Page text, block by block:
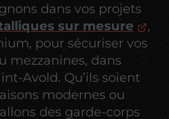
dans vos projets
sur mesure
,
pour sécuriser vos
mezzanines, dans
Avold. Qu’ils soient
modernes ou
des garde-corps